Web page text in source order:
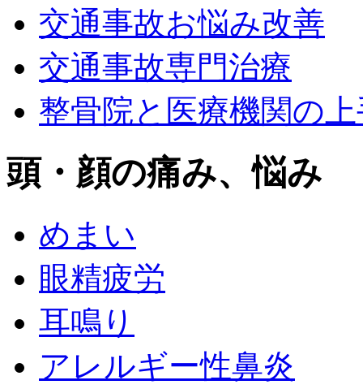
交通事故お悩み改善
交通事故専門治療
整骨院と医療機関の
頭・顔の痛み、悩み
めまい
眼精疲労
耳鳴り
アレルギー性鼻炎